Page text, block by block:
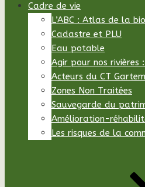
Cadre de vie
L’ABC : Atlas de la
Cadastre et PLU
Eau potable
Agir pour nos rivières :
Acteurs du CT
Zones Non Traitées
Sauvegarde du
Amélioration-
Les risques de la